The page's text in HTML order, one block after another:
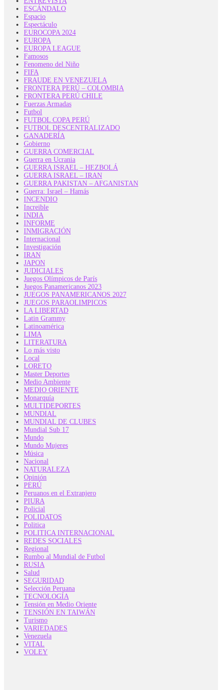
ESCÁNDALO
Espacio
Espectáculo
EUROCOPA 2024
EUROPA
EUROPA LEAGUE
Famosos
Fenomeno del Niño
FIFA
FRAUDE EN VENEZUELA
FRONTERA PERÚ – COLOMBIA
FRONTERA PERÚ CHILE
Fuerzas Armadas
Futbol
FUTBOL COPA PERÚ
FUTBOL DESCENTRALIZADO
GANADERÍA
Gobierno
GUERRA COMERCIAL
Guerra en Ucrania
GUERRA ISRAEL – HEZBOLÁ
GUERRA ISRAEL – IRAN
GUERRA PAKISTAN – AFGANISTAN
Guerra: Israel – Hamás
INCENDIO
Increible
INDIA
INFORME
INMIGRACIÓN
Internacional
Investigación
IRAN
JAPON
JUDICIALES
Juegos Olímpicos de París
Juegos Panamericanos 2023
JUEGOS PANAMERICANOS 2027
JUEGOS PARAOLIMPICOS
LA LIBERTAD
Latin Grammy
Latinoamérica
LIMA
LITERATURA
Lo más visto
Local
LORETO
Master Deportes
Medio Ambiente
MEDIO ORIENTE
Monarquía
MULTIDEPORTES
MUNDIAL
MUNDIAL DE CLUBES
Mundial Sub 17
Mundo
Mundo Mujeres
Música
Nacional
NATURALEZA
Opinión
PERÚ
Peruanos en el Extranjero
PIURA
Policial
POLIDATOS
Politica
POLITICA INTERNACIONAL
REDES SOCIALES
Regional
Rumbo al Mundial de Futbol
RUSIA
Salud
SEGURIDAD
Selección Peruana
TECNOLOGÍA
Tensión en Medio Oriente
TENSIÓN EN TAIWÁN
Turismo
VARIEDADES
Venezuela
VITAL
VOLEY